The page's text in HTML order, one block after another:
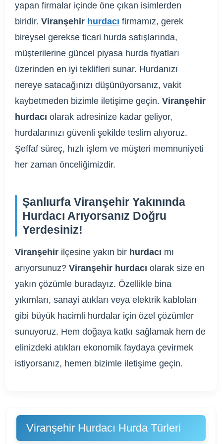
yapan firmalar içinde öne çıkan isimlerden
biridir. Viranşehir hurdacı firmamız, gerek
bireysel gerekse ticari hurda satışlarında,
müşterilerine güncel piyasa hurda fiyatları
üzerinden en iyi teklifleri sunar. Hurdanızı
nereye satacağınızı düşünüyorsanız, vakit
kaybetmeden bizimle iletişime geçin. Viranşehir
hurdacı olarak adresinize kadar geliyor,
hurdalarınızı güvenli şekilde teslim alıyoruz.
Şeffaf süreç, hızlı işlem ve müşteri memnuniyeti
her zaman önceliğimizdir.
Şanlıurfa Viranşehir Yakınında
Hurdacı Arıyorsanız Doğru
Yerdesiniz!
Viranşehir ilçesine yakın bir hurdacı mı
arıyorsunuz? Viranşehir hurdacı olarak size en
yakın çözümle buradayız. Özellikle bina
yıkımları, sanayi atıkları veya elektrik kabloları
gibi büyük hacimli hurdalar için özel çözümler
sunuyoruz. Hem doğaya katkı sağlamak hem de
elinizdeki atıkları ekonomik faydaya çevirmek
istiyorsanız, hemen bizimle iletişime geçin.
Viranşehir Hurdacı Hurda Türleri